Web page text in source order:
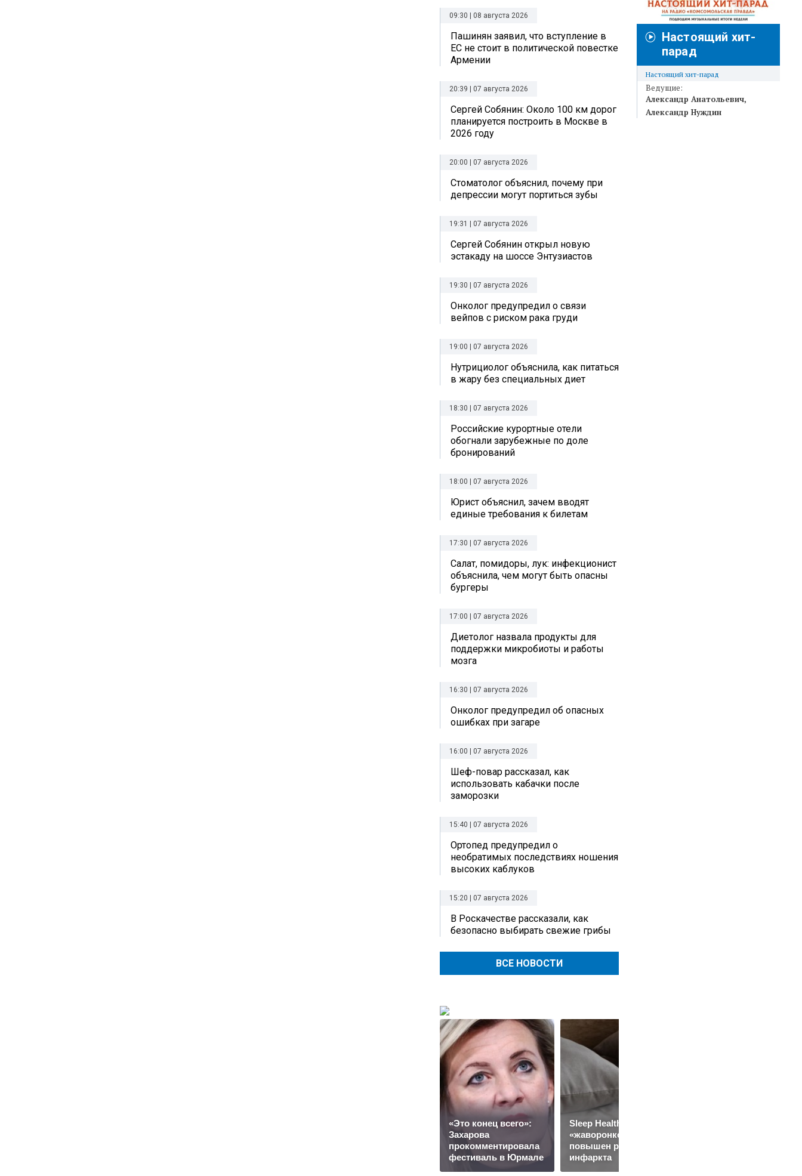
09:30 | 08 августа 2026
Пашинян заявил, что вступление в
ЕС не стоит в политической повестке
Армении
20:39 | 07 августа 2026
Сергей Собянин: Около 100 км дорог
планируется построить в Москве в
2026 году
20:00 | 07 августа 2026
Стоматолог объяснил, почему при
депрессии могут портиться зубы
19:31 | 07 августа 2026
Сергей Собянин открыл новую
эстакаду на шоссе Энтузиастов
19:30 | 07 августа 2026
Онколог предупредил о связи
вейпов с риском рака груди
19:00 | 07 августа 2026
Нутрициолог объяснила, как питаться
в жару без специальных диет
18:30 | 07 августа 2026
Российские курортные отели
обогнали зарубежные по доле
бронирований
18:00 | 07 августа 2026
Юрист объяснил, зачем вводят
единые требования к билетам
17:30 | 07 августа 2026
Салат, помидоры, лук: инфекционист
объяснила, чем могут быть опасны
бургеры
17:00 | 07 августа 2026
Диетолог назвала продукты для
поддержки микробиоты и работы
мозга
16:30 | 07 августа 2026
Онколог предупредил об опасных
ошибках при загаре
16:00 | 07 августа 2026
Шеф-повар рассказал, как
использовать кабачки после
заморозки
15:40 | 07 августа 2026
Ортопед предупредил о
необратимых последствиях ношения
высоких каблуков
15:20 | 07 августа 2026
В Роскачестве рассказали, как
безопасно выбирать свежие грибы
ВСЕ НОВОСТИ
«Это конец всего»:
Захарова
прокомментировала
фестиваль в Юрмале
Sleep Health: у
«жаворонков»
повышен риск
инфаркта
Настоящий хит-
парад
Настоящий хит-парад
Ведущие:
Александр Анатольевич
Александр Нуждин